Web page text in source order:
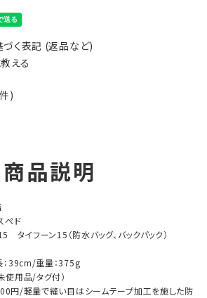
く表記 (返品など)
える
)
商品説明
ぺド
イフーン15（防水バッグ、バックパック）
39cm/重量：375g
用品/タグ付）
円/軽量で縫い目はシームテープ加工を施した防